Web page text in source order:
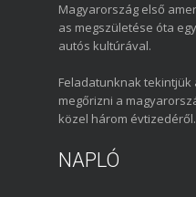
Magyarország első
as megszületése óta
autós kultúrával.
Feladatunknak
megőrizni a
közel három évtizedéről.
NAPLÓ